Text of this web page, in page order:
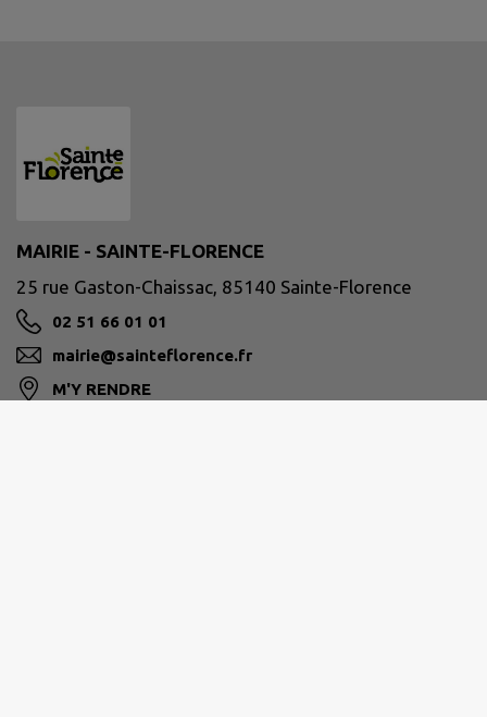
MAIRIE - SAINTE-FLORENCE
25 rue Gaston-Chaissac, 85140 Sainte-Florence
02 51 66 01 01
mairie@sainteflorence.fr
M'Y RENDRE